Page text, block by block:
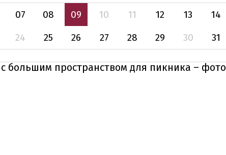
07 08 09 10 11 12 13 14
24 25 26 27 28 29 30 31
большим пространством для пикника – фото